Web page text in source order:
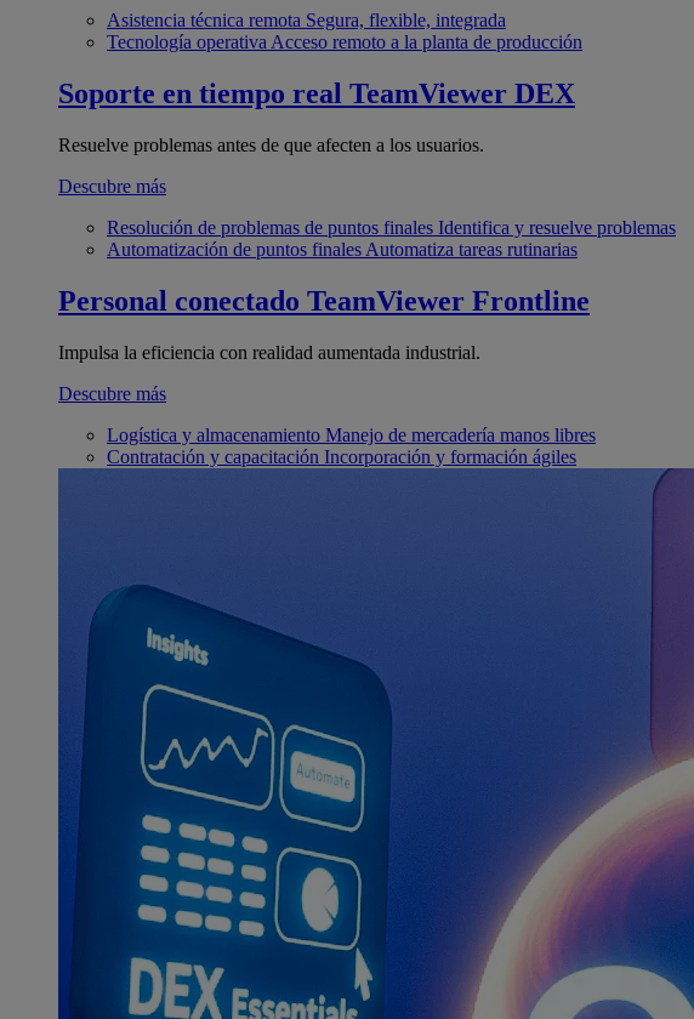
Asistencia técnica remota Segura, flexible, integrada
Tecnología operativa Acceso remoto a la planta de producción
Soporte en tiempo real TeamViewer DEX
Resuelve problemas antes de que afecten a los usuarios.
Descubre más
Resolución de problemas de puntos finales Identifica y resuelve problemas
Automatización de puntos finales Automatiza tareas rutinarias
Personal conectado TeamViewer Frontline
Impulsa la eficiencia con realidad aumentada industrial.
Descubre más
Logística y almacenamiento Manejo de mercadería manos libres
Contratación y capacitación Incorporación y formación ágiles